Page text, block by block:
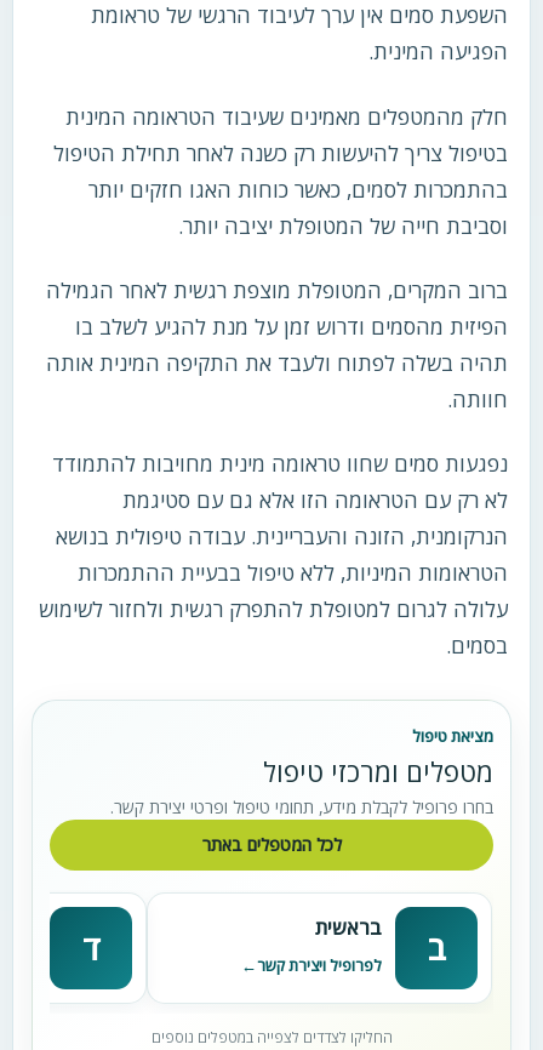
השפעת סמים אין ערך לעיבוד הרגשי של טראומת
הפגיעה המינית.
חלק מהמטפלים מאמינים שעיבוד הטראומה המינית
בטיפול צריך להיעשות רק כשנה לאחר תחילת הטיפול
בהתמכרות לסמים, כאשר כוחות האגו חזקים יותר
וסביבת חייה של המטופלת יציבה יותר.
ברוב המקרים, המטופלת מוצפת רגשית לאחר הגמילה
הפיזית מהסמים ודרוש זמן על מנת להגיע לשלב בו
תהיה בשלה לפתוח ולעבד את התקיפה המינית אותה
חוותה.
נפגעות סמים שחוו טראומה מינית מחויבות להתמודד
לא רק עם הטראומה הזו אלא גם עם סטיגמת
הנרקומנית, הזונה והעבריינית. עבודה טיפולית בנושא
הטראומות המיניות, ללא טיפול בבעיית ההתמכרות
עלולה לגרום למטופלת להתפרק רגשית ולחזור לשימוש
בסמים.
מציאת טיפול
מטפלים ומרכזי טיפול
בחרו פרופיל לקבלת מידע, תחומי טיפול ופרטי יצירת קשר.
לכל המטפלים באתר
ב בראשית
לפרופיל ויצירת קשר ד
החליקו לצדדים לצפייה במטפלים נוספים